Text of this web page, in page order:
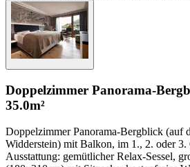
Doppelzimmer Panorama-
35.0m²
Doppelzimmer Panorama-Bergblick (auf
Widderstein) mit Balkon, im 1., 2. oder 3.
Ausstattung: gemütlicher Relax-Sessel,